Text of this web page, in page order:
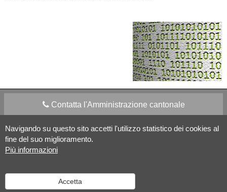
Navigando su questo sito accetti l'utilizzo statistico dei cookies al
fine del suo miglioramento.
Più informazioni
Accetta
Contatta l'Amministrazione cantonale
Apps Mobile Social media
Versione desktop Informazioni legali